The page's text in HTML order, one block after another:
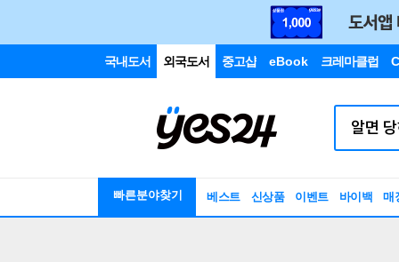
국내도서 외국도서 중고샵 eBook 크레마클럽
빠른분야찾기 베스트 신상품 이벤트 바이백 매